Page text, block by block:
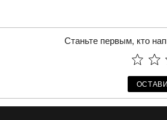
Станьте первым, кто